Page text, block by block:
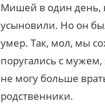
Мишей в один день,
усыновили. Но он
умер. Так, мол, мы
поругались с
не могу больше
родственники.